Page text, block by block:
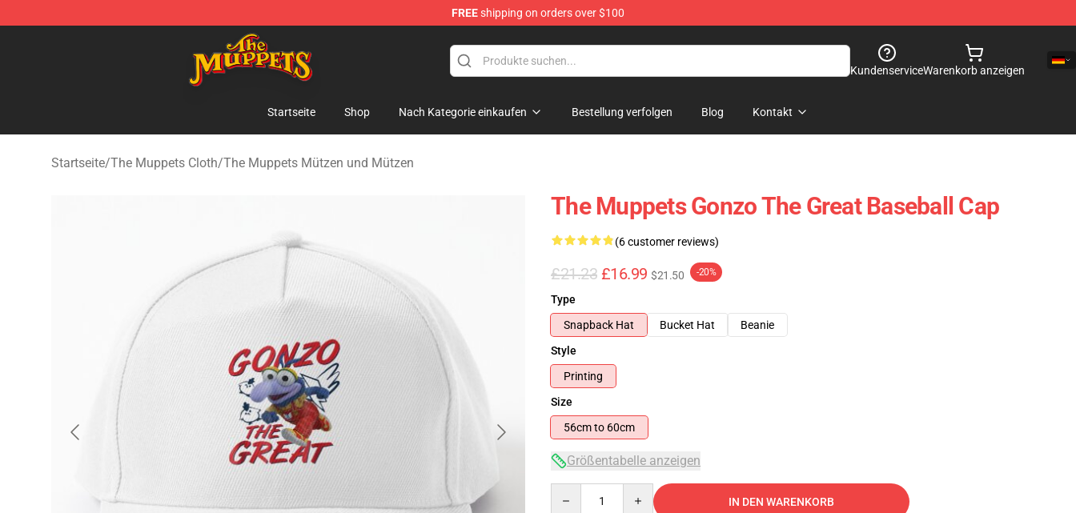
FREEshipping on orders over $100
The Muppets Store - Official The Muppets Merchandise Shop
KundenserviceWarenkorb anzeigen
Startseite Shop Nach Kategorie einkaufen Bestellung verfolgen Blog Kontakt
Startseite/The Muppets Cloth/The Muppets Mützen und Mützen
The Muppets Gonzo The Great Baseball Cap
(6 customer reviews)
£21.23 £16.99 $21.50 -20%
Type
Snapback Hat
Bucket Hat
Beanie
Style
Printing
Size
56cm to 60cm
Größentabelle anzeigen
IN DEN WARENKORB